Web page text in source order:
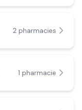
2 pharmacies
1 pharmacie